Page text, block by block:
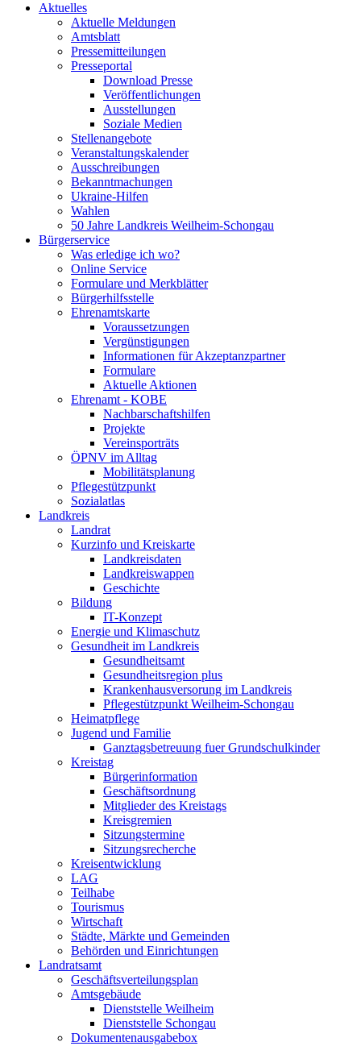
Aktuelles
Aktuelle Meldungen
Amtsblatt
Pressemitteilungen
Presseportal
Download Presse
Veröffentlichungen
Ausstellungen
Soziale Medien
Stellenangebote
Veranstaltungskalender
Ausschreibungen
Bekanntmachungen
Ukraine-Hilfen
Wahlen
50 Jahre Landkreis Weilheim-Schongau
Bürgerservice
Was erledige ich wo?
Online Service
Formulare und Merkblätter
Bürgerhilfsstelle
Ehrenamtskarte
Voraussetzungen
Vergünstigungen
Informationen für Akzeptanzpartner
Formulare
Aktuelle Aktionen
Ehrenamt - KOBE
Nachbarschaftshilfen
Projekte
Vereinsporträts
ÖPNV im Alltag
Mobilitätsplanung
Pflegestützpunkt
Sozialatlas
Landkreis
Landrat
Kurzinfo und Kreiskarte
Landkreisdaten
Landkreiswappen
Geschichte
Bildung
IT-Konzept
Energie und Klimaschutz
Gesundheit im Landkreis
Gesundheitsamt
Gesundheitsregion plus
Krankenhausversorung im Landkreis
Pflegestützpunkt Weilheim-Schongau
Heimatpflege
Jugend und Familie
Ganztagsbetreuung fuer Grundschulkinder
Kreistag
Bürgerinformation
Geschäftsordnung
Mitglieder des Kreistags
Kreisgremien
Sitzungstermine
Sitzungsrecherche
Kreisentwicklung
LAG
Teilhabe
Tourismus
Wirtschaft
Städte, Märkte und Gemeinden
Behörden und Einrichtungen
Landratsamt
Geschäftsverteilungsplan
Amtsgebäude
Dienststelle Weilheim
Dienststelle Schongau
Dokumentenausgabebox